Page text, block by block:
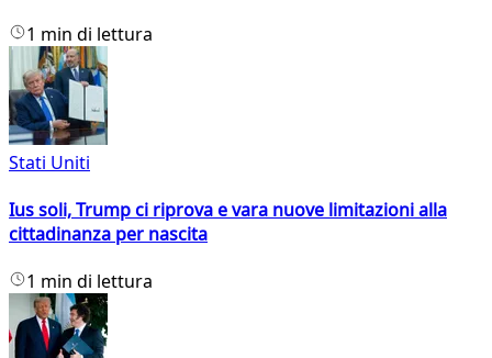
1 min di lettura
Stati Uniti
Ius soli, Trump ci riprova e vara nuove limitazioni alla
cittadinanza per nascita
1 min di lettura